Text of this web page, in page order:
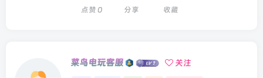
点赞 0 分享 收藏
菜鸟电玩客服 关注